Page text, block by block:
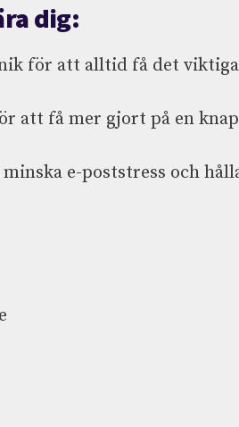
dig:
för att alltid få det
att få mer gjort på en
e-poststress och